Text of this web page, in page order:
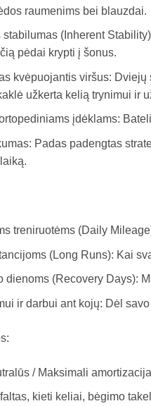
raumenims bei blauzdai.
stabilumas (Inherent
pėdai krypti į šonus.
kvėpuojantis viršus:
užkerta kelią trynimui ir
įdėklams:
Padas padengtas
treniruotėms (Daily
(Long Runs): Kai
dienoms (Recovery Days):
ir darbui ant kojų: Dėl
/ Maksimali
kieti keliai, bėgimo